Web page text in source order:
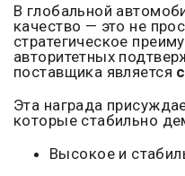
В глобальной
качество — это не
стратегическое
авторитетных
поставщика является
Эта награда
которые стабильно
Высокое и